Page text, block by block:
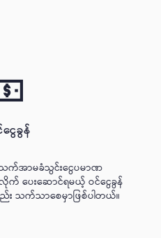
ေခွန်
က်အာမခံသွင်းငွေပမာဏ
က် ပေးဆောင်ရမယ့် ဝင်ငွေခွန်
း သက်သာစေမှာဖြစ်ပါတယ်။